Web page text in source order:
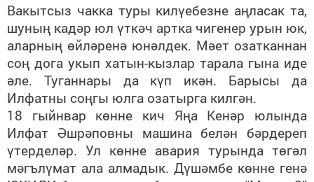
Вакытсыз чакка туры килүебезне аңласак та,
шуның кадәр юл үткәч артка чигенер урын юк,
аларның өйләренә юнәлдек. Мәет озатканнан
соң дога укып хатын-кызлар тарала гына иде
әле. Туганнары да күп икән. Барысы да
Илфатны соңгы юлга озатырга килгән.
18 гыйнвар көнне кич Яңа Кенәр юлында
Илфат Әшрәповны машина белән бәрдереп
үтерделәр. Ул көнне авария турында төгәл
мәгълүмат ала алмадык. Дүшәмбе көнне генә